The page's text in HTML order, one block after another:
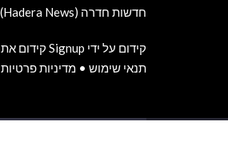
חדשות חדרה (Hadera News)
קידום על ידי Signup קידום אתרים
תנאי שימוש • מדיניות פרטיות